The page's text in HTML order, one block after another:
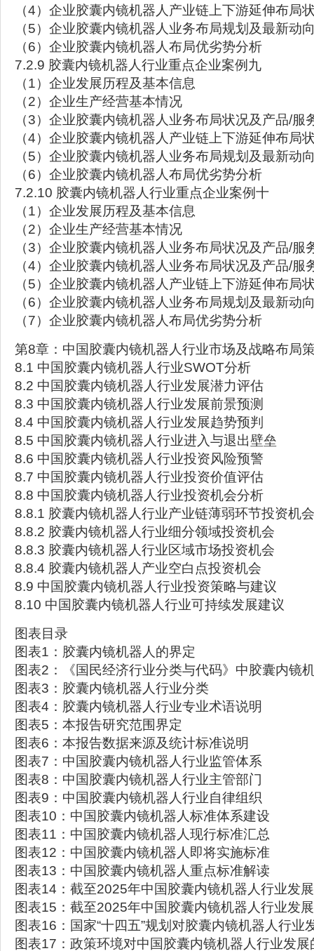
（4）企业胶囊内镜机器人产业链上下游延伸布局
（5）企业胶囊内镜机器人业务布局规划及最新动
（6）企业胶囊内镜机器人布局优劣势分析
7.2.9 胶囊内镜机器人行业重点企业案例九
（1）企业发展历程及基本信息
（2）企业生产经营基本情况
（3）企业胶囊内镜机器人业务布局状况及产品/服
（4）企业胶囊内镜机器人产业链上下游延伸布局
（5）企业胶囊内镜机器人业务布局规划及最新动
（6）企业胶囊内镜机器人布局优劣势分析
7.2.10 胶囊内镜机器人行业重点企业案例十
（1）企业发展历程及基本信息
（2）企业生产经营基本情况
（3）企业胶囊内镜机器人业务布局状况及产品/服
（4）企业胶囊内镜机器人业务布局状况及产品/服
（5）企业胶囊内镜机器人产业链上下游延伸布局
（6）企业胶囊内镜机器人业务布局规划及最新动
（7）企业胶囊内镜机器人布局优劣势分析
第8章：中国胶囊内镜机器人行业市场及战略布局
8.1 中国胶囊内镜机器人行业SWOT分析
8.2 中国胶囊内镜机器人行业发展潜力评估
8.3 中国胶囊内镜机器人行业发展前景预测
8.4 中国胶囊内镜机器人行业发展趋势预判
8.5 中国胶囊内镜机器人行业进入与退出壁垒
8.6 中国胶囊内镜机器人行业投资风险预警
8.7 中国胶囊内镜机器人行业投资价值评估
8.8 中国胶囊内镜机器人行业投资机会分析
8.8.1 胶囊内镜机器人行业产业链薄弱环节投资机会
8.8.2 胶囊内镜机器人行业细分领域投资机会
8.8.3 胶囊内镜机器人行业区域市场投资机会
8.8.4 胶囊内镜机器人产业空白点投资机会
8.9 中国胶囊内镜机器人行业投资策略与建议
8.10 中国胶囊内镜机器人行业可持续发展建议
图表目录
图表1：胶囊内镜机器人的界定
图表2：《国民经济行业分类与代码》中胶囊内镜
图表3：胶囊内镜机器人行业分类
图表4：胶囊内镜机器人行业专业术语说明
图表5：本报告研究范围界定
图表6：本报告数据来源及统计标准说明
图表7：中国胶囊内镜机器人行业监管体系
图表8：中国胶囊内镜机器人行业主管部门
图表9：中国胶囊内镜机器人行业自律组织
图表10：中国胶囊内镜机器人标准体系建设
图表11：中国胶囊内镜机器人现行标准汇总
图表12：中国胶囊内镜机器人即将实施标准
图表13：中国胶囊内镜机器人重点标准解读
图表14：截至2025年中国胶囊内镜机器人行业发
图表15：截至2025年中国胶囊内镜机器人行业发
图表16：国家“十四五”规划对胶囊内镜机器人行业
图表17：政策环境对中国胶囊内镜机器人行业发展